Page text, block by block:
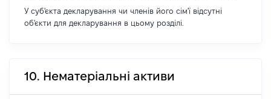
У суб'єкта декларування чи членів його сім'ї відсутні
об'єкти для декларування в цьому розділі.
10. Нематеріальні активи